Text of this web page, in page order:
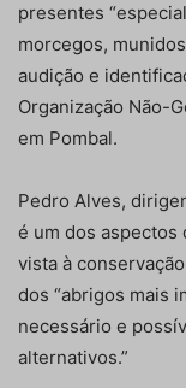
presentes
morcegos,
audição e
Organização Não-
em Pombal.
Pedro Alves,
é um dos aspectos
vista à
dos “abrigos mais
necessário e
alternativos.”